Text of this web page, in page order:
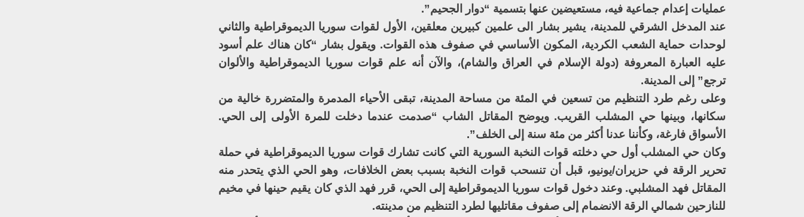
عمليات إعدام جماعية فيه، مستعيضين عنها بتسمية “دوار الجحيم”.
عند المدخل الشرقي للمدينة، يشير بشار الى علمين كبيرين معلقين، الأول لقوات سوريا الديموقراطية والثاني
لوحدات حماية الشعب الكردية، المكون الأساسي في صفوف هذه القوات. ويقول بشار “كان هناك علم أسود
عليه العبارة المعروفة (دولة الإسلام في العراق والشام)، والآن أنه علم قوات سوريا الديموقراطية والألوان
ترجع” إلى المدينة.
وعلى رغم طرد التنظيم من تسعين في المئة من مساحة المدينة، تبقى الأحياء المدمرة والمتضررة خالية من
سكانها، وبينها حي المشلب القريب. ويوضح المقاتل الشاب “صدمت عندما دخلت للمرة الأولى إلى الحي.
الأسواق فارغة، وكأننا عدنا أكثر من مئة سنة إلى الخلف”.
وكان حي المشلب أول حي دخلته قوات النخبة السورية التي كانت تشارك قوات سوريا الديموقراطية في حملة
تحرير الرقة في حزيران/يونيو، قبل أن تنسحب قوات النخبة بسبب بعض الخلافات، وهو الحي الذي يتحدر منه
المقاتل فهد المشلبي. وعند دخول قوات سوريا الديموقراطية إلى الحي، قرر فهد الذي كان يقيم حينها في مخيم
للنازحين شمالي الرقة الانضمام إلى صفوف مقاتليها لطرد التنظيم من مدينته.